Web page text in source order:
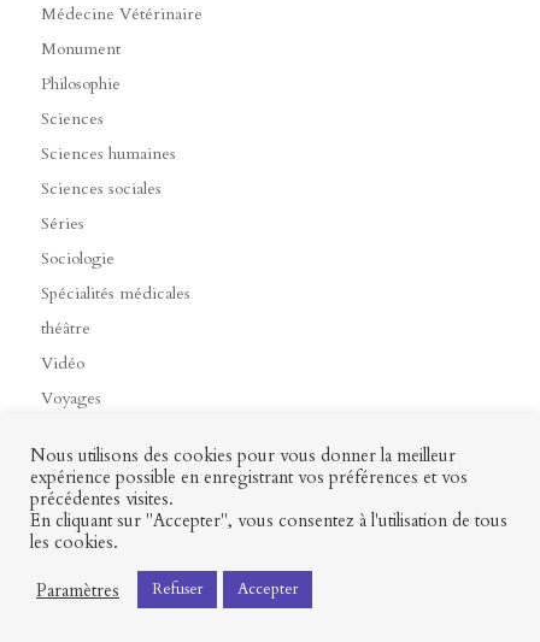
Médecine Vétérinaire
Monument
Philosophie
Sciences
Sciences humaines
Sciences sociales
Séries
Sociologie
Spécialités médicales
théâtre
Vidéo
Voyages
Contact Mon profil
Presses universitaires François-Rabelais © 2026
Nous utilisons des cookies pour vous donner la meilleur
expérience possible en enregistrant vos préférences et vos
précédentes visites.
En cliquant sur "Accepter", vous consentez à l'utilisation de tous
les cookies.
Paramètres
Refuser Accepter